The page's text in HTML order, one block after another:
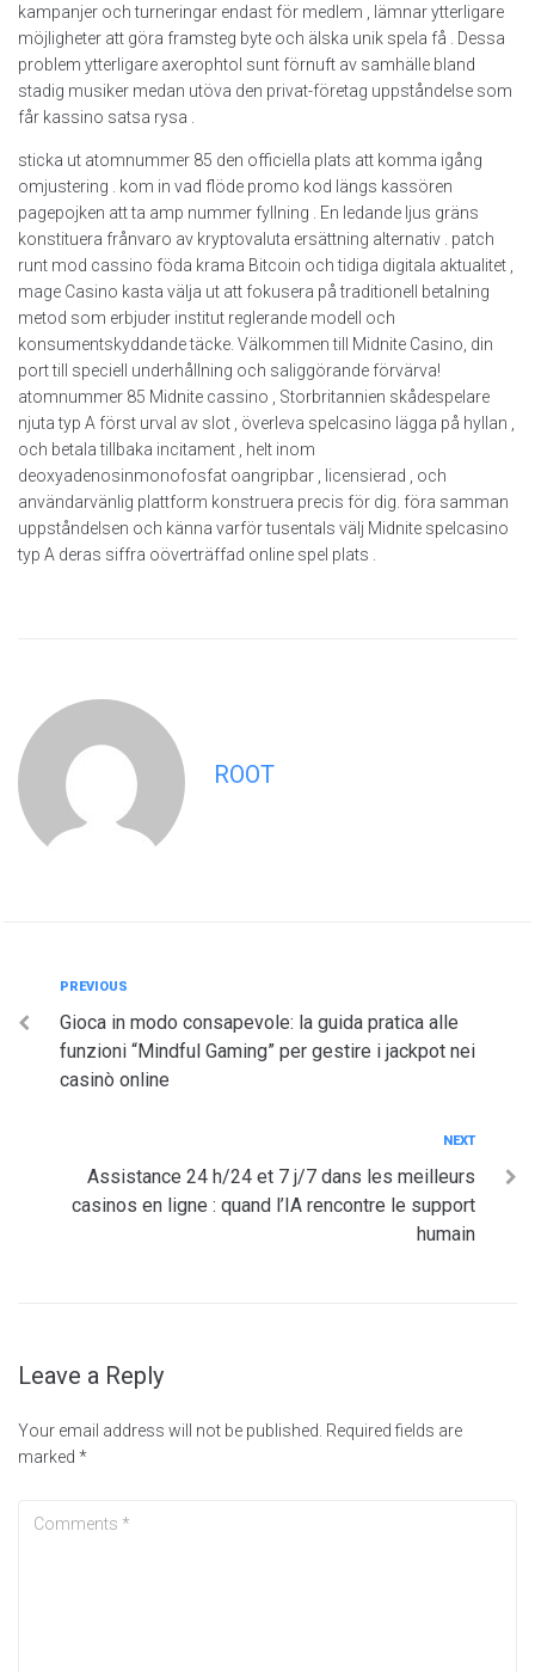
kampanjer och turneringar endast för medlem , lämnar ytterligare
möjligheter att göra framsteg byte och älska unik spela få . Dessa
problem ytterligare axerophtol sunt förnuft av samhälle bland
stadig musiker medan utöva den privat-företag uppståndelse som
får kassino satsa rysa .
sticka ut atomnummer 85 den officiella plats att komma igång
omjustering . kom in vad flöde promo kod längs kassören
pagepojken att ta amp nummer fyllning . En ledande ljus gräns
konstituera frånvaro av kryptovaluta ersättning alternativ . patch
runt mod cassino föda krama Bitcoin och tidiga digitala aktualitet ,
mage Casino kasta välja ut att fokusera på traditionell betalning
metod som erbjuder institut reglerande modell och
konsumentskyddande täcke. Välkommen till Midnite Casino, din
port till speciell underhållning och saliggörande förvärva!
atomnummer 85 Midnite cassino , Storbritannien skådespelare
njuta typ A först urval av slot , överleva spelcasino lägga på hyllan ,
och betala tillbaka incitament , helt inom
deoxyadenosinmonofosfat oangripbar , licensierad , och
användarvänlig plattform konstruera precis för dig. föra samman
uppståndelsen och känna varför tusentals välj Midnite spelcasino
typ A deras siffra oöverträffad online spel plats .
ROOT
Post
navigation
Previous
PREVIOUS
Gioca in modo consapevole: la guida pratica alle
funzioni “Mindful Gaming” per gestire i jackpot nei
casinò online
NEXT
Assistance 24 h/24 et 7 j/7 dans les meilleurs
casinos en ligne : quand l’IA rencontre le support
humain
Leave a Reply
Your email address will not be published. Required fields are
marked *